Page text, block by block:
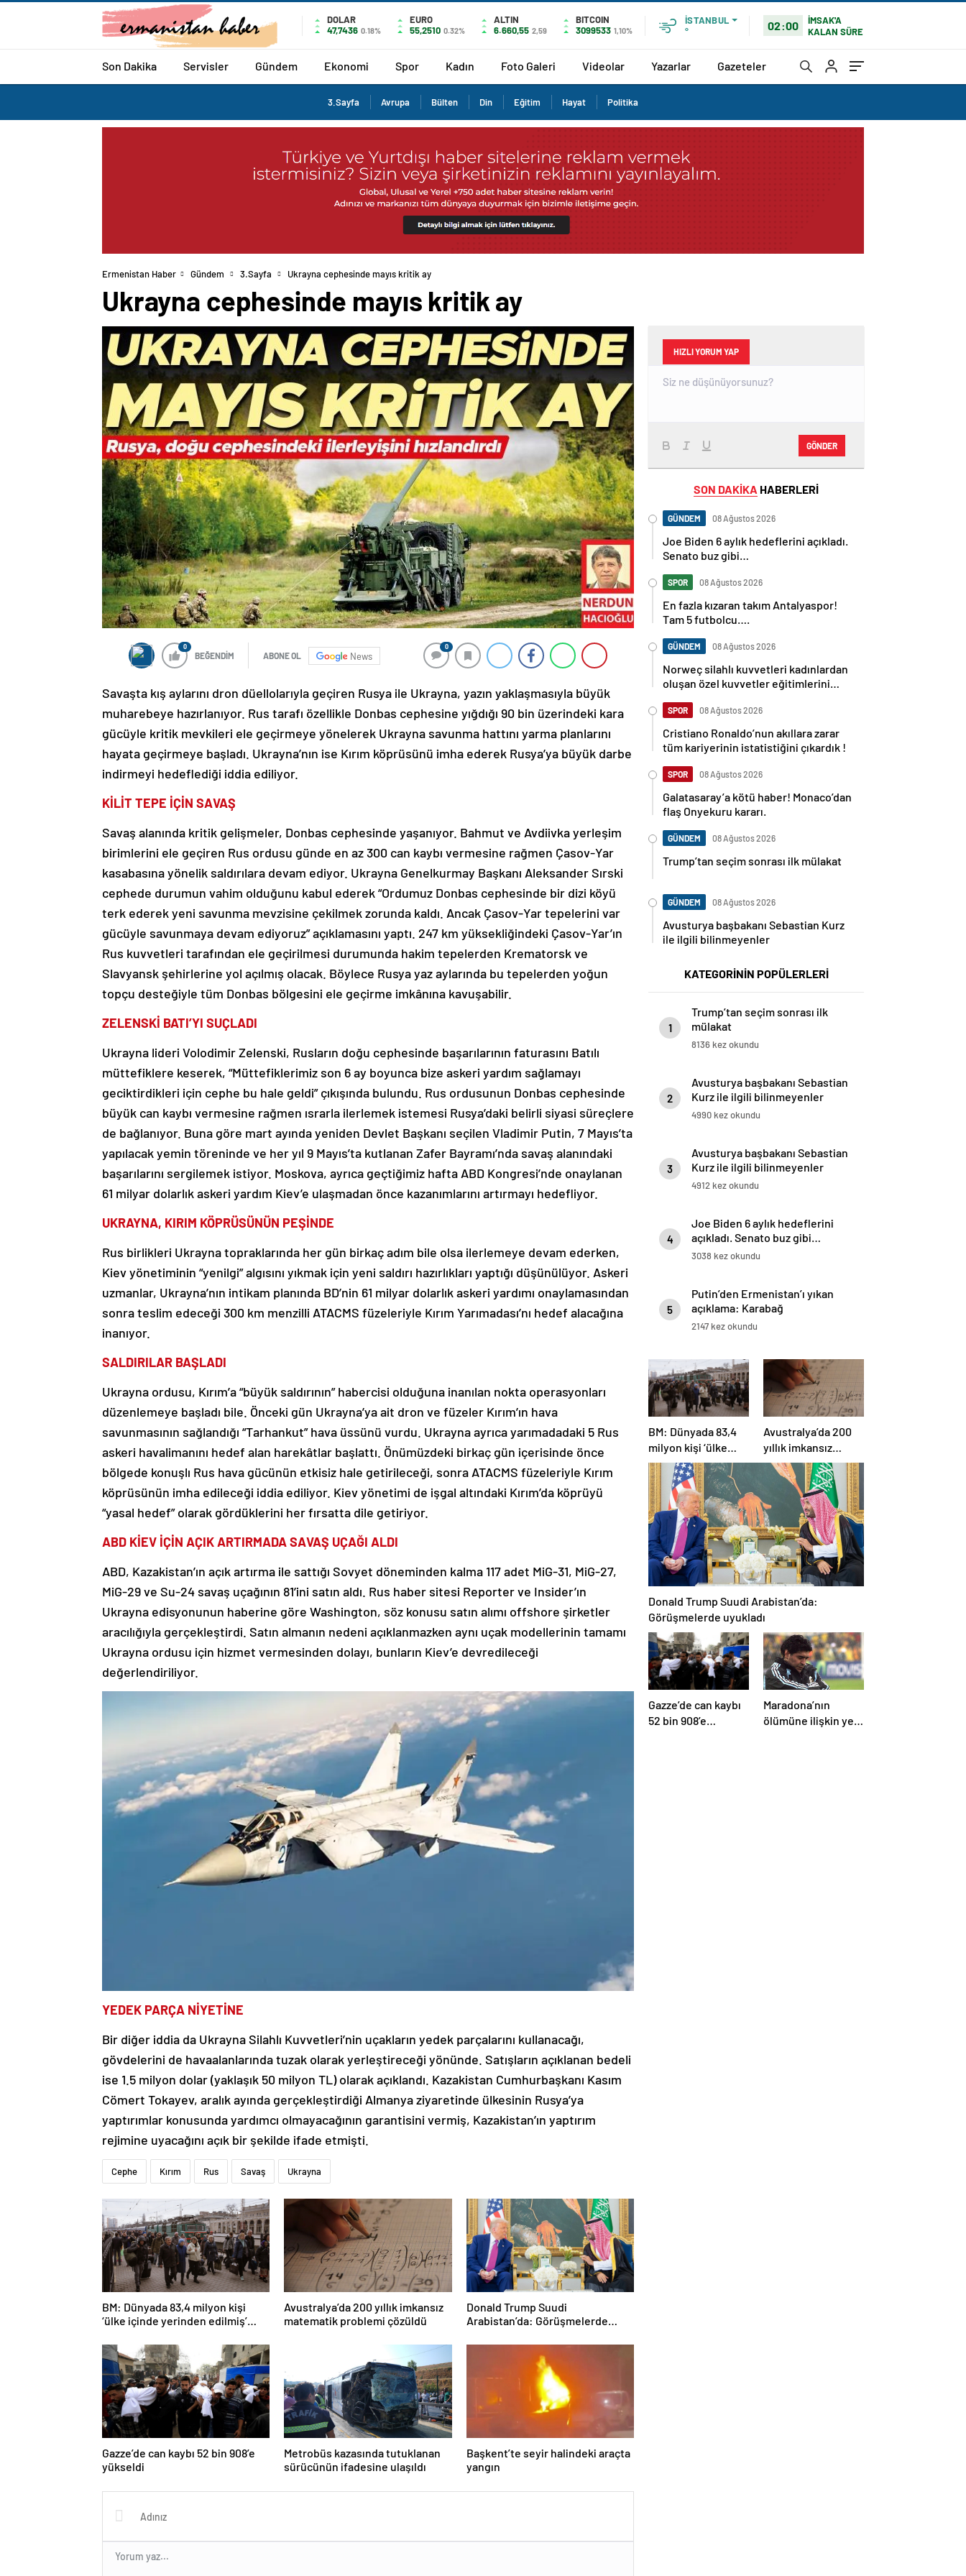
DOLAR
47,7436 0.18%
EURO
55,2510 0.32%
ALTIN
6.660,55 2,59
BITCOIN
3099533 1,10%
İSTANBUL
°
02:00
İMSAK'A
KALAN SÜRE
Son Dakika Servisler Gündem Ekonomi Spor Kadın Foto Galeri Videolar Yazarlar Gazeteler
3.Sayfa Avrupa Bülten Din Eğitim Hayat Politika
Ermenistan Haber Gündem 3.Sayfa Ukrayna cephesinde mayıs kritik ay
Ukrayna cephesinde mayıs kritik ay
0
BEĞENDİM ABONE OL News
0
Savaşta kış aylarını dron düellolarıyla geçiren Rusya ile Ukrayna, yazın yaklaşmasıyla büyük
muharebeye hazırlanıyor. Rus tarafı özellikle Donbas cephesine yığdığı 90 bin üzerindeki kara
gücüyle kritik mevkileri ele geçirmeye yönelerek Ukrayna savunma hattını yarma planlarını
hayata geçirmeye başladı. Ukrayna’nın ise Kırım köprüsünü imha ederek Rusya’ya büyük darbe
indirmeyi hedeflediği iddia ediliyor.
KİLİT TEPE İÇİN SAVAŞ
Savaş alanında kritik gelişmeler, Donbas cephesinde yaşanıyor. Bahmut ve Avdiivka yerleşim
birimlerini ele geçiren Rus ordusu günde en az 300 can kaybı vermesine rağmen Çasov-Yar
kasabasına yönelik saldırılara devam ediyor. Ukrayna Genelkurmay Başkanı Aleksander Sırski
cephede durumun vahim olduğunu kabul ederek “Ordumuz Donbas cephesinde bir dizi köyü
terk ederek yeni savunma mevzisine çekilmek zorunda kaldı. Ancak Çasov-Yar tepelerini var
gücüyle savunmaya devam ediyoruz” açıklamasını yaptı. 247 km yüksekliğindeki Çasov-Yar’ın
Rus kuvvetleri tarafından ele geçirilmesi durumunda hakim tepelerden Krematorsk ve
Slavyansk şehirlerine yol açılmış olacak. Böylece Rusya yaz aylarında bu tepelerden yoğun
topçu desteğiyle tüm Donbas bölgesini ele geçirme imkânına kavuşabilir.
ZELENSKİ BATI’YI SUÇLADI
Ukrayna lideri Volodimir Zelenski, Rusların doğu cephesinde başarılarının faturasını Batılı
müttefiklere keserek, “Müttefiklerimiz son 6 ay boyunca bize askeri yardım sağlamayı
geciktirdikleri için cephe bu hale geldi” çıkışında bulundu. Rus ordusunun Donbas cephesinde
büyük can kaybı vermesine rağmen ısrarla ilerlemek istemesi Rusya’daki belirli siyasi süreçlere
de bağlanıyor. Buna göre mart ayında yeniden Devlet Başkanı seçilen Vladimir Putin, 7 Mayıs’ta
yapılacak yemin töreninde ve her yıl 9 Mayıs’ta kutlanan Zafer Bayramı’nda savaş alanındaki
başarılarını sergilemek istiyor. Moskova, ayrıca geçtiğimiz hafta ABD Kongresi’nde onaylanan
61 milyar dolarlık askeri yardım Kiev’e ulaşmadan önce kazanımlarını artırmayı hedefliyor.
UKRAYNA, KIRIM KÖPRÜSÜNÜN PEŞİNDE
Rus birlikleri Ukrayna topraklarında her gün birkaç adım bile olsa ilerlemeye devam ederken,
Kiev yönetiminin “yenilgi” algısını yıkmak için yeni saldırı hazırlıkları yaptığı düşünülüyor. Askeri
uzmanlar, Ukrayna’nın intikam planında BD’nin 61 milyar dolarlık askeri yardımı onaylamasından
sonra teslim edeceği 300 km menzilli ATACMS füzeleriyle Kırım Yarımadası’nı hedef alacağına
inanıyor.
SALDIRILAR BAŞLADI
Ukrayna ordusu, Kırım’a “büyük saldırının” habercisi olduğuna inanılan nokta operasyonları
düzenlemeye başladı bile. Önceki gün Ukrayna’ya ait dron ve füzeler Kırım’ın hava
savunmasının sağlandığı “Tarhankut” hava üssünü vurdu. Ukrayna ayrıca yarımadadaki 5 Rus
askeri havalimanını hedef alan harekâtlar başlattı. Önümüzdeki birkaç gün içerisinde önce
bölgede konuşlı Rus hava gücünün etkisiz hale getirileceği, sonra ATACMS füzeleriyle Kırım
köprüsünün imha edileceği iddia ediliyor. Kiev yönetimi de işgal altındaki Kırım’da köprüyü
“yasal hedef” olarak gördüklerini her fırsatta dile getiriyor.
ABD KİEV İÇİN AÇIK ARTIRMADA SAVAŞ UÇAĞI ALDI
ABD, Kazakistan’ın açık artırma ile sattığı Sovyet döneminden kalma 117 adet MiG-31, MiG-27,
MiG-29 ve Su-24 savaş uçağının 81’ini satın aldı. Rus haber sitesi Reporter ve Insider’ın
Ukrayna edisyonunun haberine göre Washington, söz konusu satın alımı offshore şirketler
aracılığıyla gerçekleştirdi. Satın almanın nedeni açıklanmazken aynı uçak modellerinin tamamı
Ukrayna ordusu için hizmet vermesinden dolayı, bunların Kiev’e devredileceği
değerlendiriliyor.
YEDEK PARÇA NİYETİNE
Bir diğer iddia da Ukrayna Silahlı Kuvvetleri’nin uçakların yedek parçalarını kullanacağı,
gövdelerini de havaalanlarında tuzak olarak yerleştireceği yönünde. Satışların açıklanan bedeli
ise 1.5 milyon dolar (yaklaşık 50 milyon TL) olarak açıklandı. Kazakistan Cumhurbaşkanı Kasım
Cömert Tokayev, aralık ayında gerçekleştirdiği Almanya ziyaretinde ülkesinin Rusya’ya
yaptırımlar konusunda yardımcı olmayacağının garantisini vermiş, Kazakistan’ın yaptırım
rejimine uyacağını açık bir şekilde ifade etmişti.
Cephe Kırım Rus Savaş Ukrayna
BM: Dünyada 83,4 milyon kişi
‘ülke içinde yerinden edilmiş’
Avustralya’da 200 yıllık imkansız
matematik problemi çözüldü
Donald Trump Suudi
Arabistan’da: Görüşmelerde
Gazze’de can kaybı 52 bin 908’e
yükseldi
Metrobüs kazasında tutuklanan
sürücünün ifadesine ulaşıldı
Başkent’te seyir halindeki araçta
yangın
HIZLI YORUM YAP
GÖNDER
SON DAKİKA HABERLERİ
GÜNDEM 08 Ağustos 2026
Joe Biden 6 aylık hedeflerini açıkladı.
Senato buz gibi…
SPOR 08 Ağustos 2026
En fazla kızaran takım Antalyaspor!
Tam 5 futbolcu….
GÜNDEM 08 Ağustos 2026
Norweç silahlı kuvvetleri kadınlardan
oluşan özel kuvvetler eğitimlerini
SPOR 08 Ağustos 2026
Cristiano Ronaldo’nun akıllara zarar
tüm kariyerinin istatistiğini çıkardık !
SPOR 08 Ağustos 2026
Galatasaray’a kötü haber! Monaco’dan
flaş Onyekuru kararı.
GÜNDEM 08 Ağustos 2026
Trump’tan seçim sonrası ilk mülakat
GÜNDEM 08 Ağustos 2026
Avusturya başbakanı Sebastian Kurz
ile ilgili bilinmeyenler
KATEGORİNİN POPÜLERLERİ
1
Trump’tan seçim sonrası ilk
mülakat
8136 kez okundu
2
Avusturya başbakanı Sebastian
Kurz ile ilgili bilinmeyenler
4990 kez okundu
3
Avusturya başbakanı Sebastian
Kurz ile ilgili bilinmeyenler
4912 kez okundu
4
Joe Biden 6 aylık hedeflerini
açıkladı. Senato buz gibi…
3038 kez okundu
5
Putin’den Ermenistan’ı yıkan
açıklama: Karabağ
Azerbaycan’ın ayrılmaz bir
2147 kez okundu
BM: Dünyada 83,4
milyon kişi ‘ülke
içinde yerinden
edilmiş’ olarak
yaşıyor
Avustralya’da 200
yıllık imkansız
matematik
problemi çözüldü
Donald Trump Suudi Arabistan’da:
Görüşmelerde uyukladı
Gazze’de can kaybı
52 bin 908’e
Maradona’nın
ölümüne ilişkin yeni